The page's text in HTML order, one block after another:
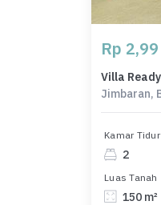
Rp
Jimbaran,
Kamar Tidur
2
Luas Tanah
150 m²